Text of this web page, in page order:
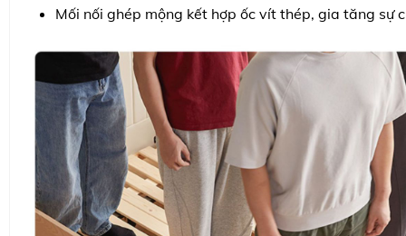
Mối nối ghép mộng kết hợp ốc vít thép, gia tăng sự